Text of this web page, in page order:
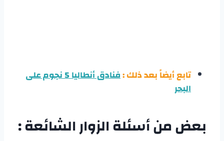
تابع أيضاً بعد ذلك :
فنادق أنطاليا 5 نجوم على
البحر
بعض من أسئلة الزوار الشائعة :